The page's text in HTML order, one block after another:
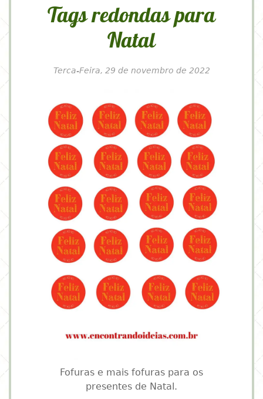
Tags redondas para
Natal
Terca-Feira, 29 de novembro de 2022
Fofuras e mais fofuras para os
presentes de Natal.